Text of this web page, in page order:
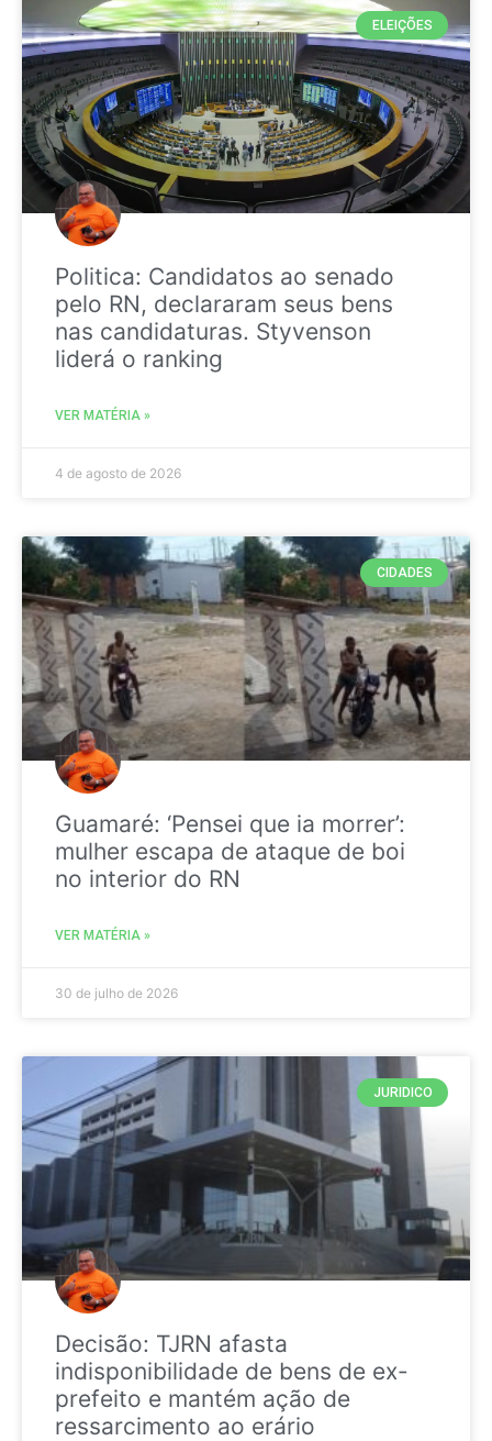
ELEIÇÕES
Politica: Candidatos ao senado
pelo RN, declararam seus bens
nas candidaturas. Styvenson
liderá o ranking
VER MATÉRIA »
4 de agosto de 2026
CIDADES
Guamaré: ‘Pensei que ia morrer’:
mulher escapa de ataque de boi
no interior do RN
VER MATÉRIA »
30 de julho de 2026
JURIDICO
Decisão: TJRN afasta
indisponibilidade de bens de ex-
prefeito e mantém ação de
ressarcimento ao erário